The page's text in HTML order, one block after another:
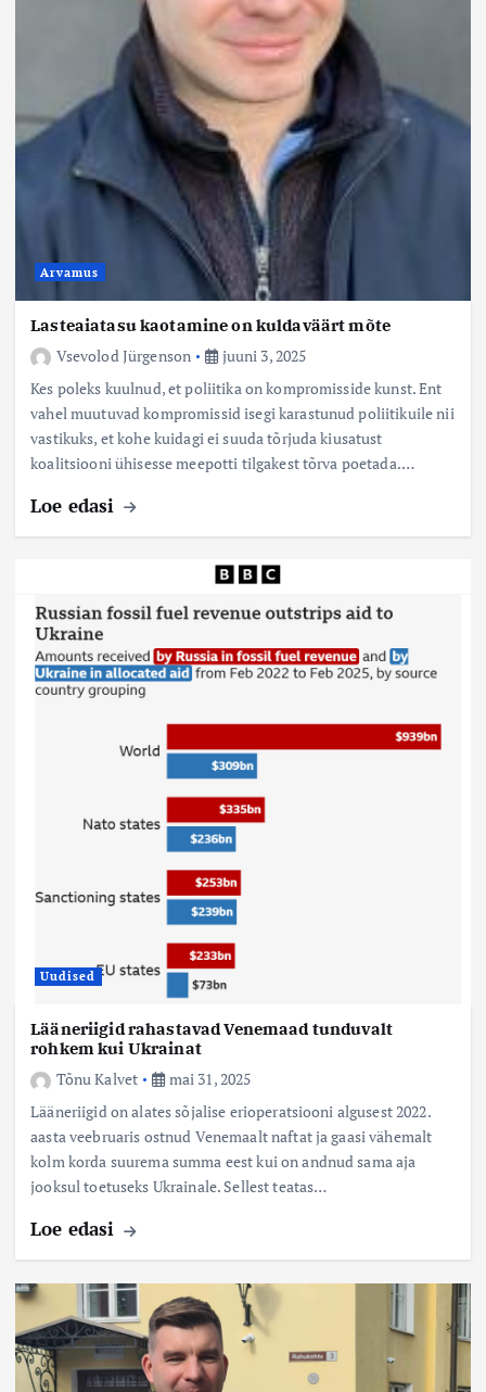
Arvamus
Lasteaiatasu kaotamine on kuldaväärt mõte
Vsevolod Jürgenson
juuni 3, 2025
Kes poleks kuulnud, et poliitika on kompromisside kunst. Ent
vahel muutuvad kompromissid isegi karastunud poliitikuile nii
vastikuks, et kohe kuidagi ei suuda tõrjuda kiusatust
koalitsiooni ühisesse meepotti tilgakest tõrva poetada.…
Loe edasi
Uudised
Lääneriigid rahastavad Venemaad tunduvalt
rohkem kui Ukrainat
Tõnu Kalvet
mai 31, 2025
Lääneriigid on alates sõjalise erioperatsiooni algusest 2022.
aasta veebruaris ostnud Venemaalt naftat ja gaasi vähemalt
kolm korda suurema summa eest kui on andnud sama aja
jooksul toetuseks Ukrainale. Sellest teatas…
Loe edasi